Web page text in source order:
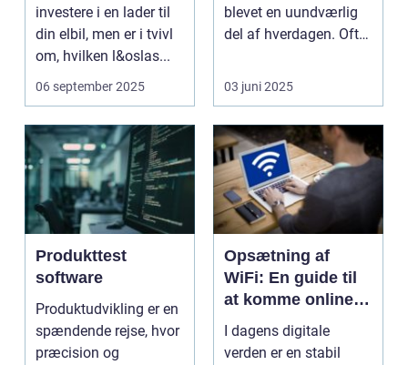
investere i en lader til
din elbil, men er i tvivl
om, hvilken l&oslas...
06 september 2025
blevet en uundværlig
del af hverdagen. Ofte
03 juni 2025
Produkttest
software
Produktudvikling er en
spændende rejse, hvor
præcision og
Opsætning af
WiFi: En guide til
at komme online
nemt og hurtigt
I dagens digitale
verden er en stabil